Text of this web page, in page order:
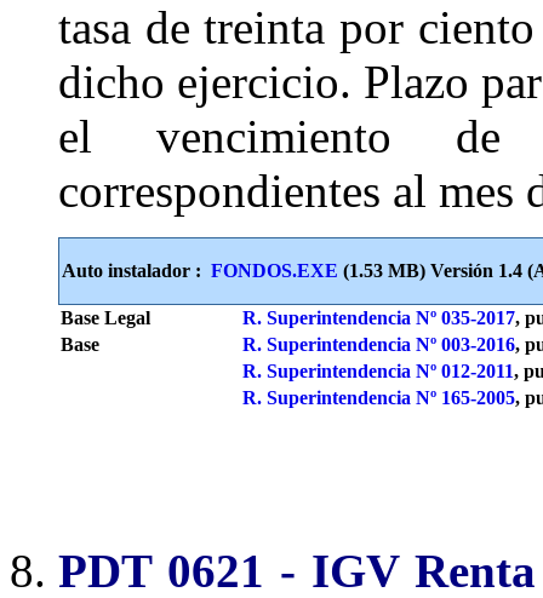
tasa de treinta por
dicho ejercicio. Plazo
el vencimiento de
correspondientes al
Auto instalador : FONDOS.EXE (1.53 MB) Versión 1.4
Base Legal R. Superintendencia Nº 035-2017,
Base
R. Superintendencia Nº 003-2016,
R. Superintendencia Nº 012-2011,
R. Superintendencia Nº 165-2005,
PDT 0621 - IGV